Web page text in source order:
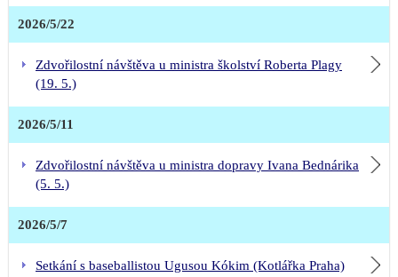
2026/5/22
Zdvořilostní návštěva u ministra školství Roberta Plagy
(19. 5.)
2026/5/11
Zdvořilostní návštěva u ministra dopravy Ivana Bednárika
(5. 5.)
2026/5/7
Setkání s baseballistou Ugusou Kókim (Kotlářka Praha)